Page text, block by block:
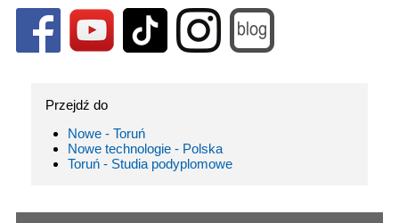
Przejdź do
Nowe - Toruń
Nowe technologie - Polska
Toruń - Studia podyplomowe